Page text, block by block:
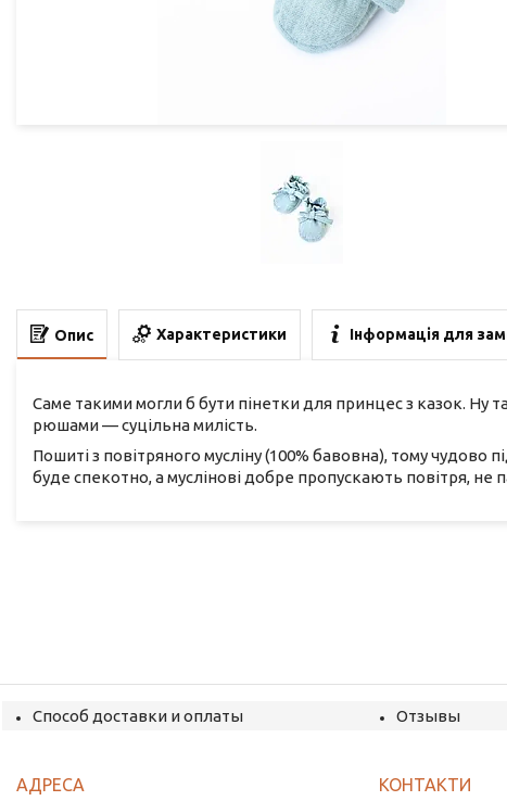
Опис Характеристики Інформація для
Саме такими могли б бути пінетки для принцес з казок. Ну
рюшами — суцільна милість.
Пошиті з повітряного мусліну (100% бавовна), тому чудово
буде спекотно, а муслінові добре пропускають повітря, не
Способ доставки и оплаты Отзывы